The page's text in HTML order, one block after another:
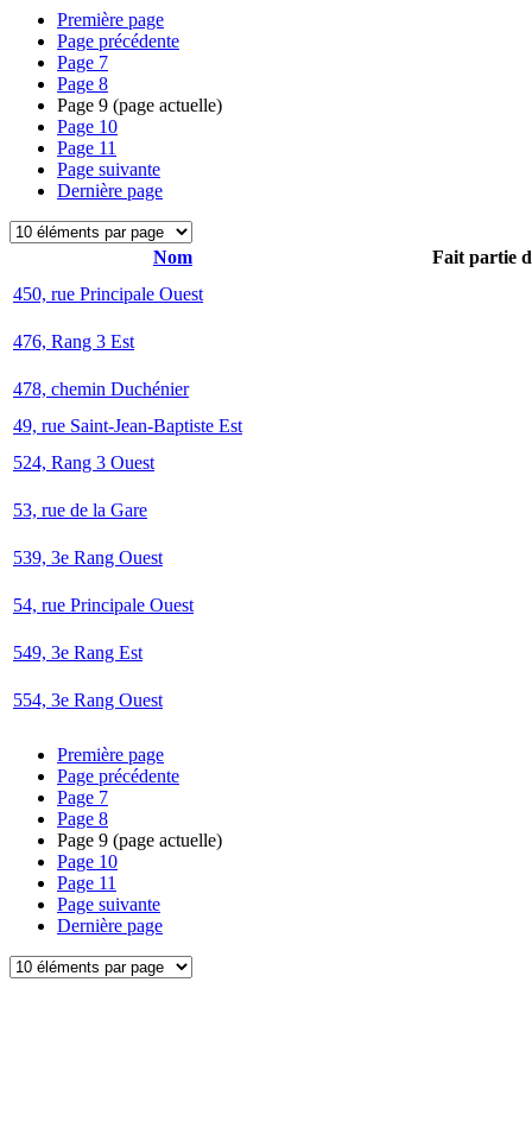
Première page
Page précédente
Page 7
Page 8
Page 9 (page actuelle)
Page 10
Page 11
Page suivante
Dernière page
Nom
Fait partie
450, rue Principale Ouest
476, Rang 3 Est
478, chemin Duchénier
49, rue Saint-Jean-Baptiste Est
524, Rang 3 Ouest
53, rue de la Gare
539, 3e Rang Ouest
54, rue Principale Ouest
549, 3e Rang Est
554, 3e Rang Ouest
Première page
Page précédente
Page 7
Page 8
Page 9 (page actuelle)
Page 10
Page 11
Page suivante
Dernière page